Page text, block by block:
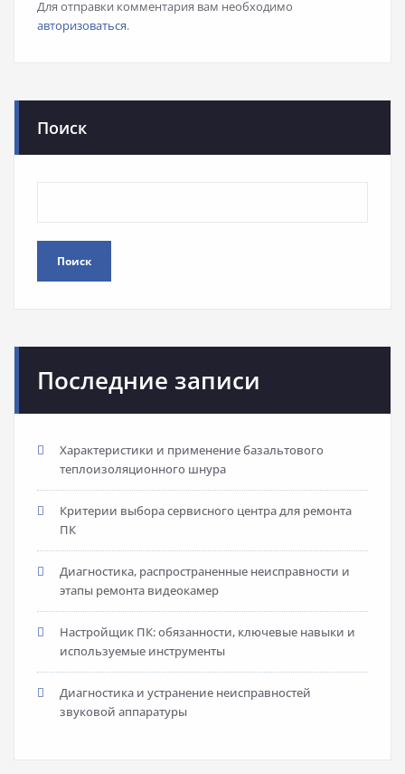
Для отправки комментария вам необходимо
авторизоваться.
Поиск
Поиск
Последние записи
Характеристики и применение базальтового
теплоизоляционного шнура
Критерии выбора сервисного центра для ремонта
ПК
Диагностика, распространенные неисправности и
этапы ремонта видеокамер
Настройщик ПК: обязанности, ключевые навыки и
используемые инструменты
Диагностика и устранение неисправностей
звуковой аппаратуры